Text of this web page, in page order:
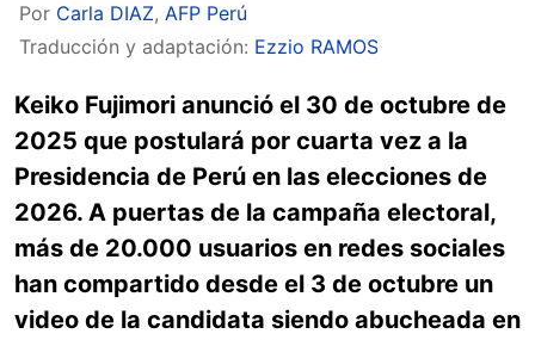
Por Carla DIAZ, AFP Perú
Traducción y adaptación: Ezzio RAMOS
Keiko Fujimori anunció el 30 de octubre de
2025 que postulará por cuarta vez a la
Presidencia de Perú en las elecciones de
2026. A puertas de la campaña electoral,
más de 20.000 usuarios en redes sociales
han compartido desde el 3 de octubre un
video de la candidata siendo abucheada en